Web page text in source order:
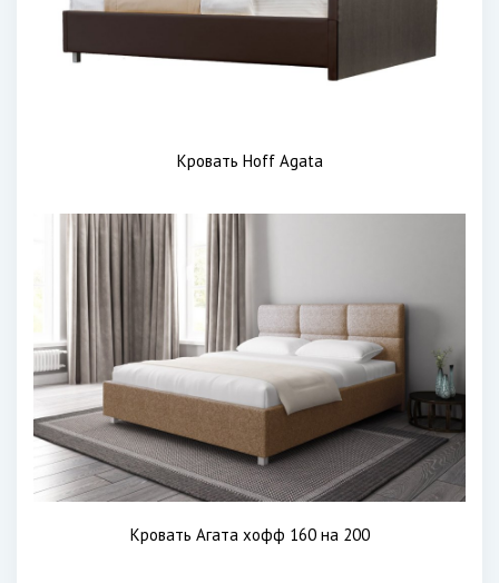
Кровать Hoff Agata
Кровать Агата хофф 160 на 200